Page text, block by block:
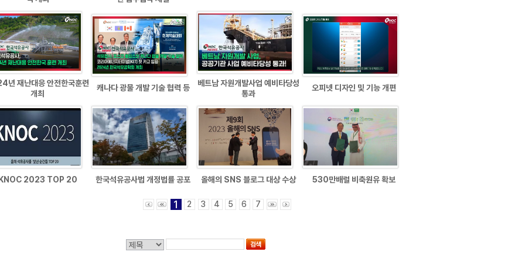
년 재난대응 안전한국훈련
개최
캐나다 광물 개발 기술 협력 등
베트남 자원개발사업 예비타당성
통과
오피넷 디자인 및 기능 개편
2023 TOP 20 한국석유공사법 개정법률 공포 올해의 SNS 블로그 대상 수상 530만배럴 비축원유 확보
1 2 3 4 5 6 7